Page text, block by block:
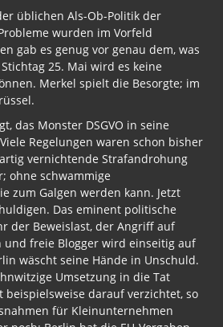
üblichen Als-Ob-Politik der
wurden im Vorfeld
gab es genug vor genau dem, was
25. Mai wird es keine
Merkel spielt die Besorgte; im
das Monster DSGVO in seine
Regelungen waren schon bisher
vernichtende Strafandrohung
ohne schwammige
zum Galgen werden kann. Jetzt
Das eminent politische
der Beweislast, der Angriff auf
und freie Blogger wird einseitig auf
wäscht seine Hände in Unschuld.
Umsetzung in die Tat
darauf verzichtet, so
für Kleinunternehmen